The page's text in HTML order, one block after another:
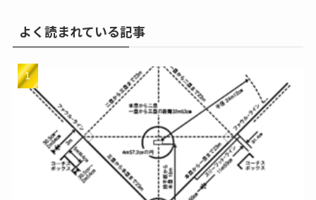
よく読まれている記事